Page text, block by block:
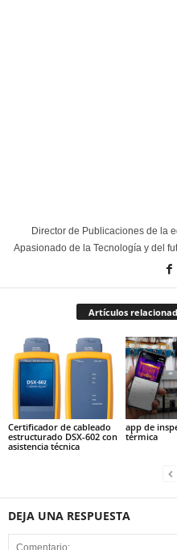
Director de Publicaciones de la
Apasionado de la Tecnología y del
Artículos
Certificador de cableado
estructurado DSX-602 con
asistencia técnica
app de
térmica
DEJA UNA RESPUESTA